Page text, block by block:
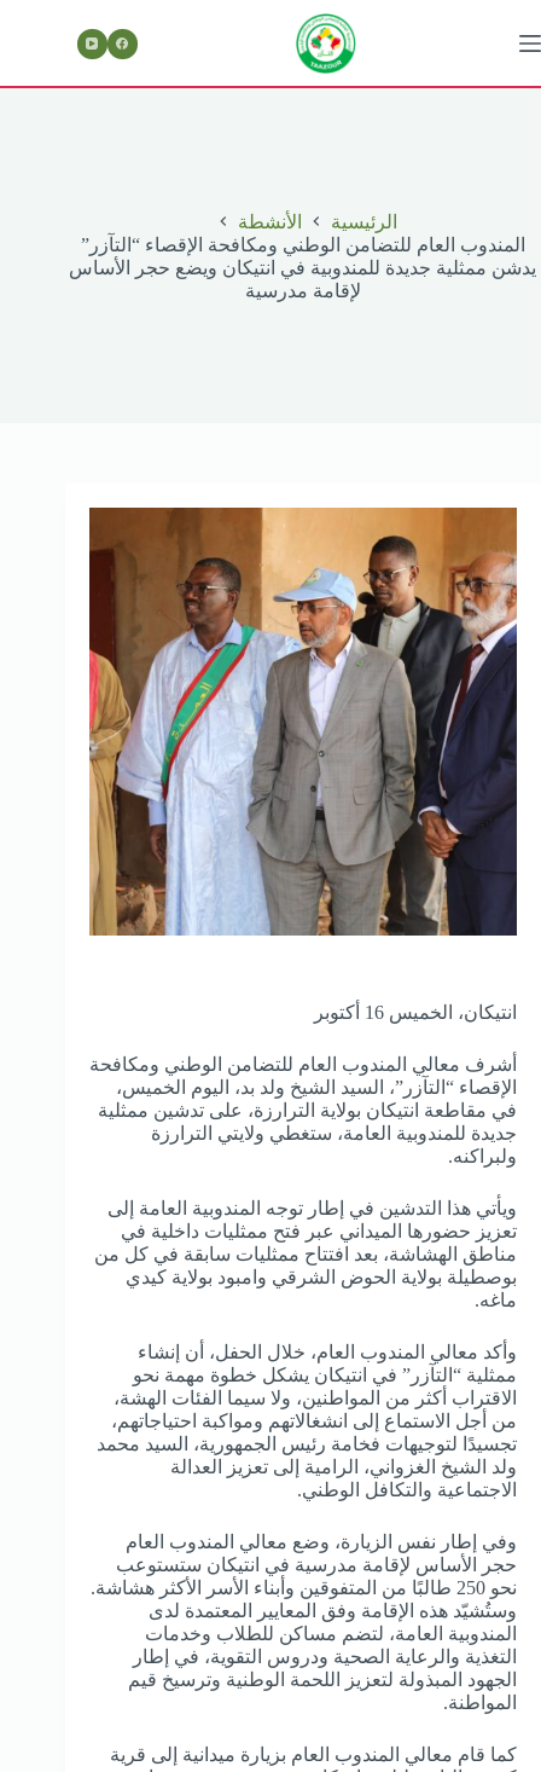
إلى
المحتوى
الرئيسية
الأنشطة
المندوب العام للتضامن الوطني ومكافحة الإقصاء “التآزر”
يدشن ممثلية جديدة للمندوبية في انتيكان ويضع حجر الأساس
لإقامة مدرسية
انتيكان، الخميس 16 أكتوبر
أشرف معالي المندوب العام للتضامن الوطني ومكافحة
الإقصاء “التآزر”، السيد الشيخ ولد بد، اليوم الخميس،
في مقاطعة انتيكان بولاية الترارزة، على تدشين ممثلية
جديدة للمندوبية العامة، ستغطي ولايتي الترارزة
ولبراكنه.
ويأتي هذا التدشين في إطار توجه المندوبية العامة إلى
تعزيز حضورها الميداني عبر فتح ممثليات داخلية في
مناطق الهشاشة، بعد افتتاح ممثليات سابقة في كل من
بوصطيلة بولاية الحوض الشرقي وامبود بولاية كيدي
ماغه.
وأكد معالي المندوب العام، خلال الحفل، أن إنشاء
ممثلية “التآزر” في انتيكان يشكل خطوة مهمة نحو
الاقتراب أكثر من المواطنين، ولا سيما الفئات الهشة،
من أجل الاستماع إلى انشغالاتهم ومواكبة احتياجاتهم،
تجسيدًا لتوجيهات فخامة رئيس الجمهورية، السيد محمد
ولد الشيخ الغزواني، الرامية إلى تعزيز العدالة
الاجتماعية والتكافل الوطني.
وفي إطار نفس الزيارة، وضع معالي المندوب العام
حجر الأساس لإقامة مدرسية في انتيكان ستستوعب
نحو 250 طالبًا من المتفوقين وأبناء الأسر الأكثر هشاشة.
وستُشيّد هذه الإقامة وفق المعايير المعتمدة لدى
المندوبية العامة، لتضم مساكن للطلاب وخدمات
التغذية والرعاية الصحية ودروس التقوية، في إطار
الجهود المبذولة لتعزيز اللحمة الوطنية وترسيخ قيم
المواطنة.
كما قام معالي المندوب العام بزيارة ميدانية إلى قرية